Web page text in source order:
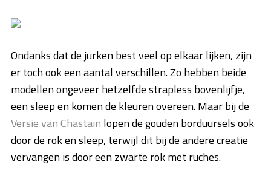
Ondanks dat de jurken best veel op elkaar lijken, zijn
er toch ook een aantal verschillen. Zo hebben beide
modellen ongeveer hetzelfde strapless bovenlijfje,
een sleep en komen de kleuren overeen. Maar bij de
Versie van Chastain lopen de gouden borduursels ook
door de rok en sleep, terwijl dit bij de andere creatie
vervangen is door een zwarte rok met ruches.